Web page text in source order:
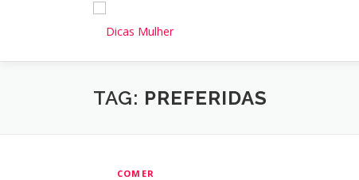
conteúdo
TAG: PREFERIDAS
COMER